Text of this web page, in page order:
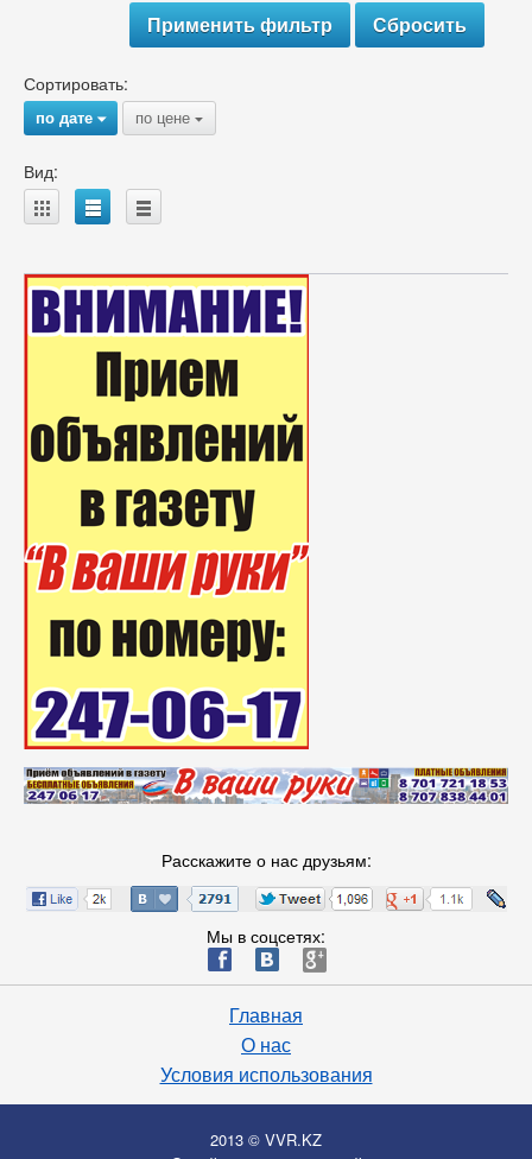
Сортировать:
по дате{ по цене {
Вид:
A B C
Расскажите о нас друзьям:
Мы в соцсетях:
ä æ è
Главная
О нас
Условия использования
2013 © VVR.KZ